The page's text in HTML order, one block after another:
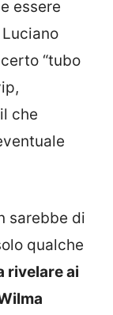
essere
“tubo
che
sarebbe di
qualche
rivelare ai